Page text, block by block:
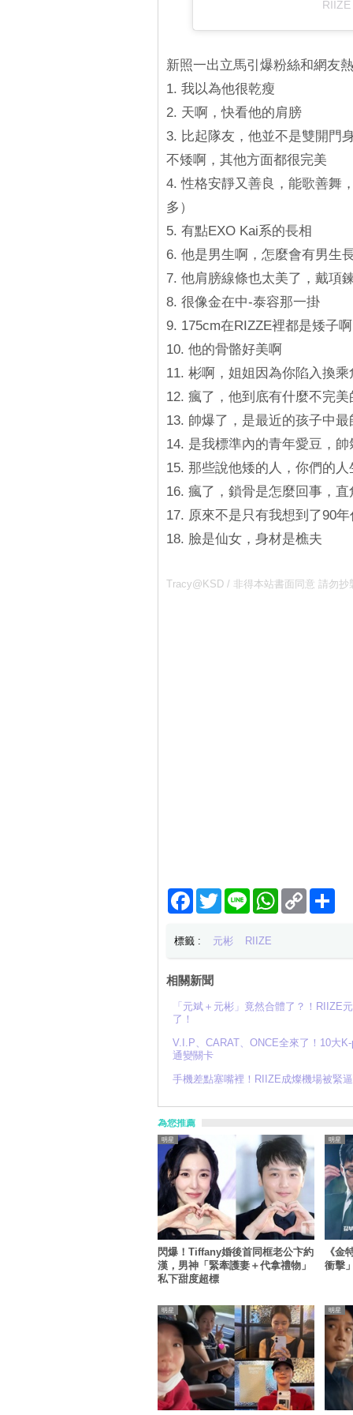
新照一出立馬引爆粉絲和網友
1. 我以為他很乾瘦
2. 天啊，快看他的肩膀
3. 比起隊友，他並不是雙開門
不矮啊，其他方面都很完美
4. 性格安靜又善良，能歌善舞
多）
5. 有點EXO Kai系的長相
6. 他是男生啊，怎麼會有男生
7. 他肩膀線條也太美了，戴項
8. 很像金在中-泰容那一掛
9. 175cm在RIZZE裡都是矮子
10. 他的骨骼好美啊
11. 彬啊，姐姐因為你陷入換
12. 瘋了，他到底有什麼不完美
13. 帥爆了，是最近的孩子中最
14. 是我標準內的青年愛豆，
15. 那些說他矮的人，你們的
16. 瘋了，鎖骨是怎麼回事，
17. 原來不是只有我想到了90
18. 臉是仙女，身材是樵夫
Tracy@KSD / 非得本站書面同意 請勿
Facebook
TwitterLine WhatsApp
Copy
Link
分
標籤 : 元彬 RIIZE
相關新聞
「元斌＋元彬」竟然合體了？！RIIZE
了！
V.I.P、CARAT、ONCE全來了！10大
通變關卡
手機差點塞嘴裡！RIIZE成燦機場被緊
為您推薦
閃爆！Tiffany婚後首同框老公卞約
漢，男神「緊牽護妻＋代拿禮物」
私下甜度超標
明星
《金
衝擊
明星
明星 明星